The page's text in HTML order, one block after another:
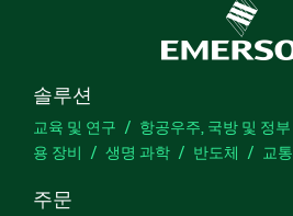
솔루션
교육 및 연구 항공우주, 국방 및 정부
용 장비
생명 과학 반도체 교통
주문